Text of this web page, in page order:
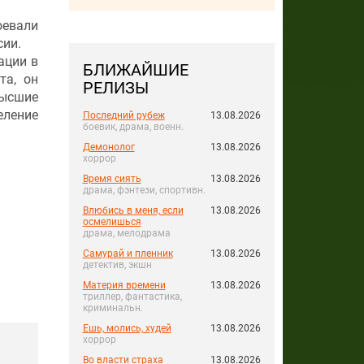
БЛИЖАЙШИЕ
РЕЛИЗЫ
Последний рубеж
боевик, драма, военн.
13.08.2026
Демонолог
хоррор
13.08.2026
Время сиять
драма, фэнтези, спортивн.
13.08.2026
Влюбись в меня, если
осмелишься
драма, мелодрама
13.08.2026
Самурай и пленник
детектив, экшн
13.08.2026
Материя времени
триллер, фантастика,
криминальн.
13.08.2026
Ешь, молись, худей
хоррор
13.08.2026
Во власти страха 13.08.2026
в
он